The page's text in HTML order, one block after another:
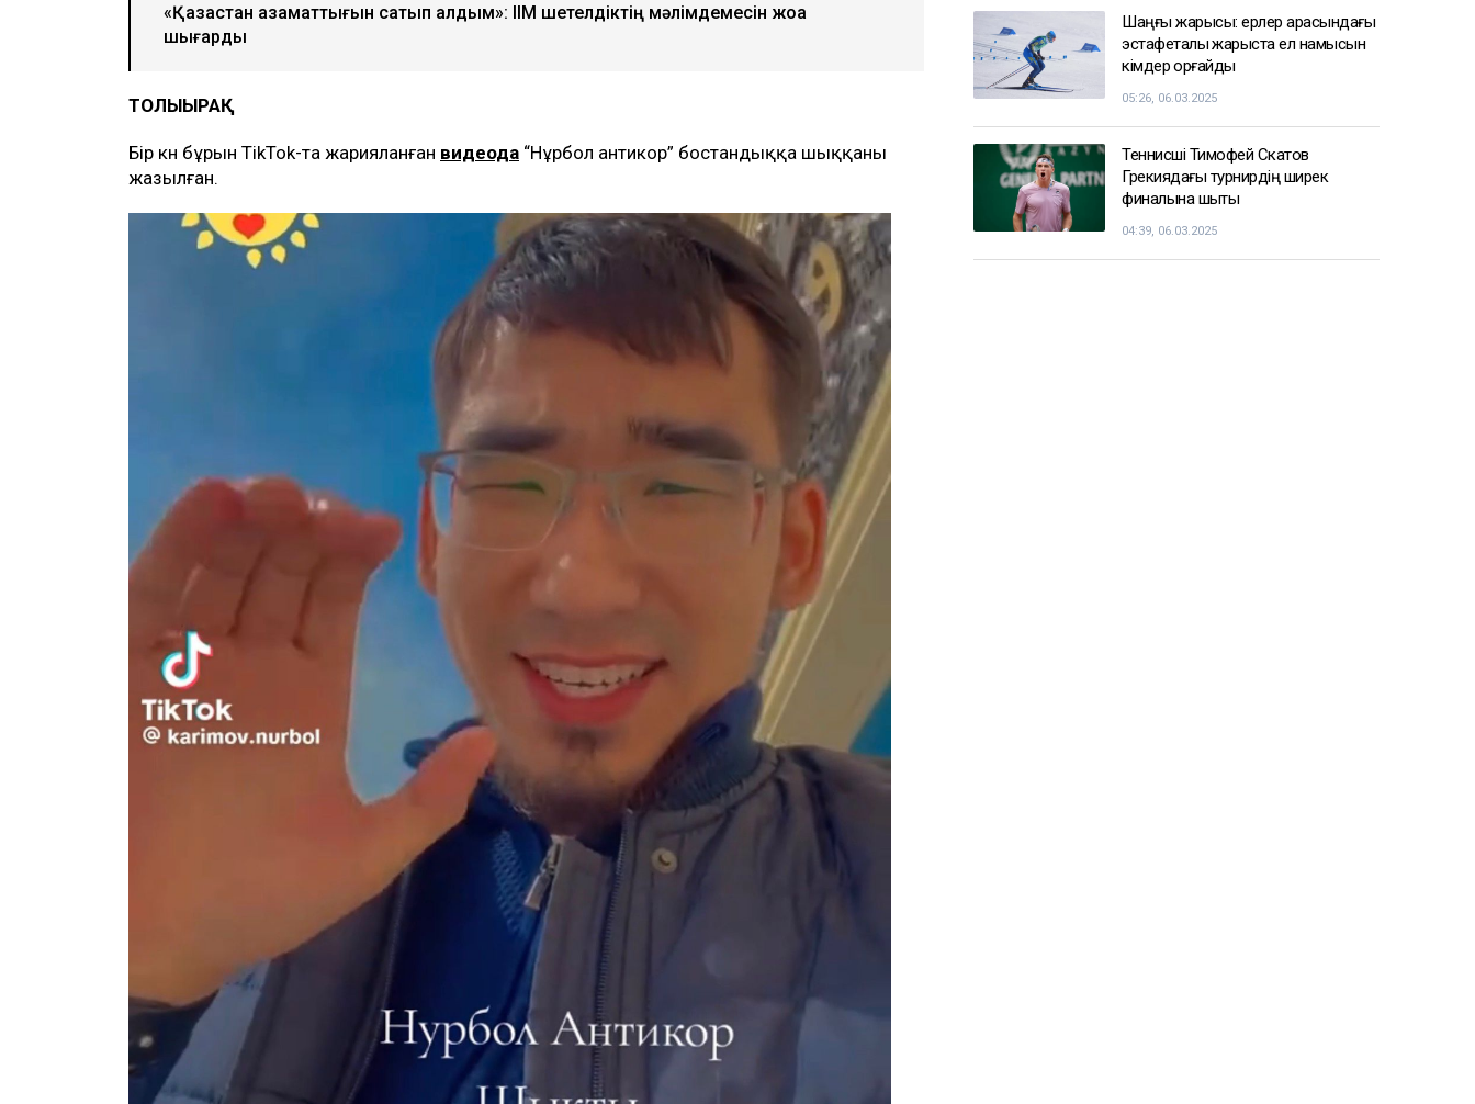
«Қазақстан азаматтығын сатып алдым»: ІІМ шетелдіктің мәлімдемесін жоққа
шығарды
ТОЛЫҒЫРАҚ
Бір күн бұрын TikTok-та жарияланған видеода “Нұрбол антикор” бостандыққа шыққаны
жазылған.
Шаңғы жарысы: ерлер арасындағы
эстафеталық жарыста ел намысын
кімдер қорғайды
05:26, 06.03.2025
Теннисші Тимофей Скатов
Грекиядағы турнирдің ширек
финалына шықты
04:39, 06.03.2025